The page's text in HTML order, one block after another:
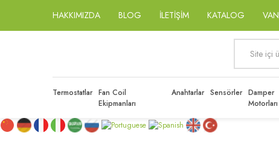
HAKKIMIZDA BLOG İLETİŞİM KATALOG
Termostatlar Fan Coil
Ekipmanları
Anahtarlar Sensörler Damper
Motorları